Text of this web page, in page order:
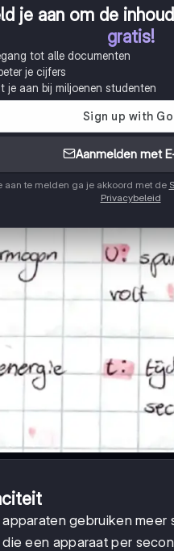
je aan om de
gratis!
tot alle documenten
je cijfers
je aan bij miljoenen studenten
Aanmelden met
aan te melden ga je akkoord met de
Privacybeleid
gebruiken
een apparaat per